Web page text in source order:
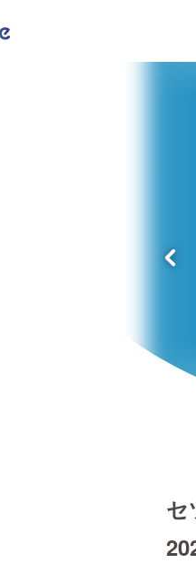
セ